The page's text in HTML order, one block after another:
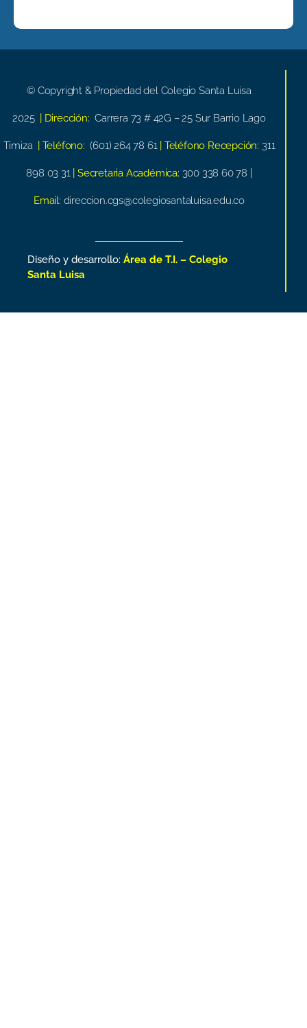
© Copyright & Propiedad del Colegio Santa Luisa
2025 | Dirección: Carrera 73 # 42G – 25 Sur Barrio Lago
Timiza | Teléfono: (601) 264 78 61 | Teléfono Recepción: 311
898 03 31 | Secretaria Académica: 300 338 60 78
Email: direccion.cgs@colegiosantaluisa.edu.co
Diseño y desarrollo: Área de T.I. – Colegio
Santa Luisa